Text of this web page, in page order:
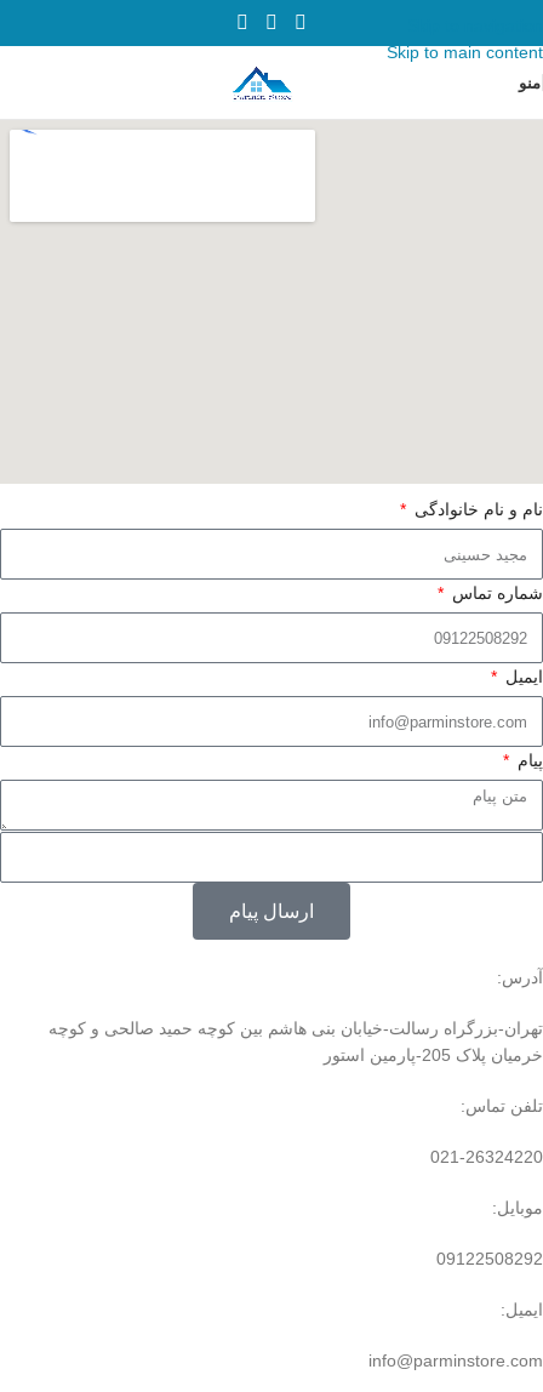
Skip to main content
منو
نام و نام خانوادگی
شماره تماس
ایمیل
پیام
ارسال پیام
آدرس:
تهران-بزرگراه رسالت-خیابان بنی هاشم بین کوچه حمید صالحی و کوچه
خرمیان پلاک 205-پارمین استور
تلفن تماس:
021-26324220
موبایل:
09122508292
ایمیل:
info@parminstore.com